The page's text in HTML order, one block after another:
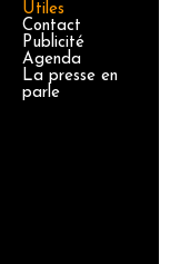
Utiles
Contact
Publicité
Agenda
La presse en
parle